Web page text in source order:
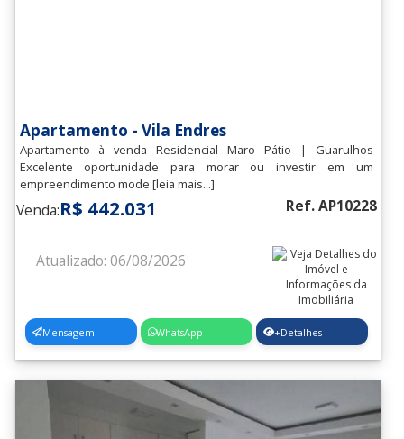
Apartamento - Vila Endres
Apartamento à venda Residencial Maro Pátio | Guarulhos
Excelente oportunidade para morar ou investir em um
empreendimento mode [leia mais...]
Venda:R$ 442.031 Ref. AP10228
Atualizado: 06/08/2026
Mensagem WhatsApp +Detalhes